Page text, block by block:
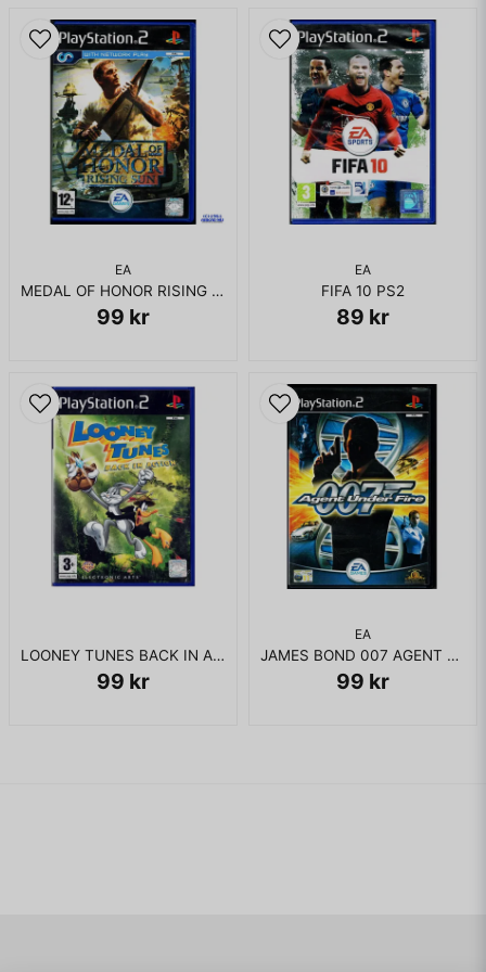
EA
MEDAL OF HONOR RISING SUN PS2
99 kr
EA
FIFA 10 PS2
89 kr
LOONEY TUNES BACK IN ACTION PS2
99 kr
EA
JAMES BOND 007 AGENT UNDER FIRE PS2
99 kr